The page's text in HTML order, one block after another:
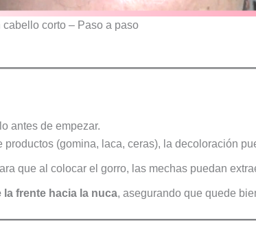
corto – Paso a paso
antes de empezar.
productos (gomina, laca, ceras), la decoloración
que al colocar el gorro, las mechas puedan
la frente hacia la nuca, asegurando que quede